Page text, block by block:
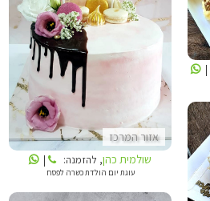
אזור המרכז
שולמית כהן
שולמית כהן, להזמנה: |
עוגת יום הולדת כשרה לפסח
|